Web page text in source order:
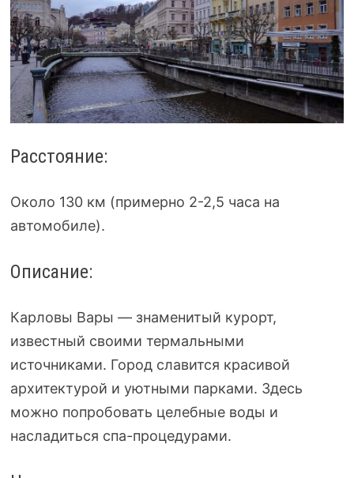
Расстояние:
Около 130 км (примерно 2-2,5 часа на
автомобиле).
Описание:
Карловы Вары — знаменитый курорт,
известный своими термальными
источниками. Город славится красивой
архитектурой и уютными парками. Здесь
можно попробовать целебные воды и
насладиться спа-процедурами.